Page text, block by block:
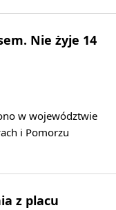
Nie żyje 14
w województwie
i Pomorzu
z placu